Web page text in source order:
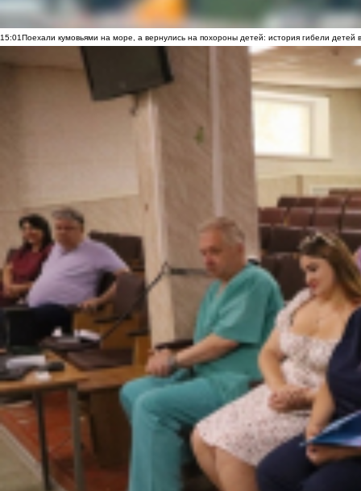
15:01Поехали кумовьями на море, а вернулись на похороны детей: история гибели детей